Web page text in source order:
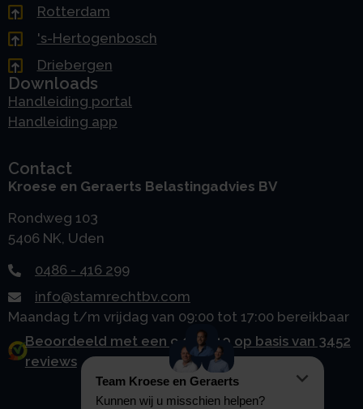
Rotterdam
's-Hertogenbosch
Driebergen
Downloads
Handleiding portal
Handleiding app
Contact
Kroese en Geraerts Belastingadvies BV
Rondweg 103
5406 NK, Uden
0486 - 416 299
info@stamrechtbv.com
Maandag t/m vrijdag van 09:00 tot 17:00 bereikbaar
Beoordeeld met een 9.0 uit 10 op basis van 3452
reviews